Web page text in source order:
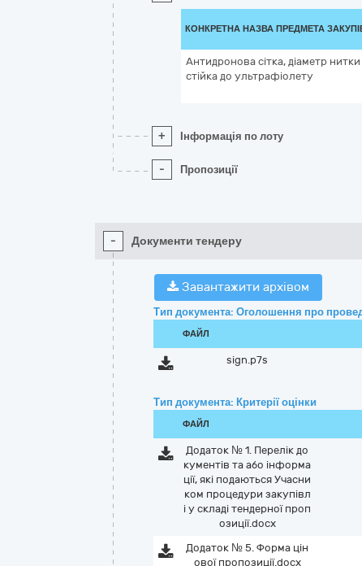
КОНКРЕТНА НАЗВА ПРЕДМЕТА
Антидронова сітка, діаметр
стійка до ультрафіолету
+ Інформація по лоту
- Пропозиції
- Документи тендеру
Завантажити архівом
Тип документа: Оголошення про
ФАЙЛ
sign.p7s
Тип документа: Критерії оцінки
ФАЙЛ
Додаток № 1. Перелік до
кументів та або інформа
ції, які подаються Учасни
ком процедури закупівл
і у складі тендерної проп
озиції.docx
Додаток № 5. Форма цін
ової пропозиції.docx